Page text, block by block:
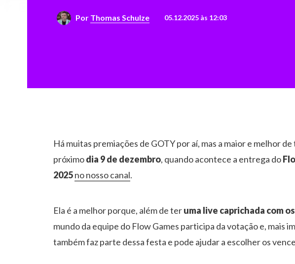
Por Thomas Schulze 05.12.2025 às 12:03
Há muitas premiações de GOTY por aí, mas a maior e melhor
próximodia 9 de dezembro, quando acontece a entrega do
2025no nosso canal.
Ela é a melhor porque, além de teruma live caprichada com
mundo da equipe do Flow Games participa da votação e, mais
também faz parte dessa festa e pode ajudar a escolher os